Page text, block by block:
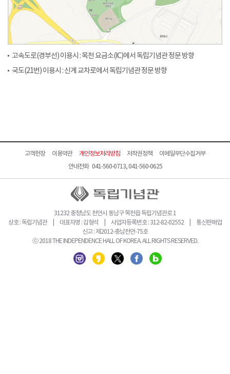
고속도로(경부선) 이용시 : 목천 요금소(IC)에서 독립기념관 정문 방향
국도(21번) 이용시 : 신계 교차로에서 독립기념관 정문 방향
고객헌장 이용약관 개인정보처리방침 저작권정책
이메일무단수집거부
안내전화 041-560-0713, 041-560-0625
31232 충청남도 천안시 동남구 목천읍 독립기념관로 1
상호 : 독립기념관 | 대표자명 : 김형석 | 사업자등록번호 : 312-82-02552 | 통신판매업
신고 : 제2012-충남천안-75호
ⓒ 2018 THE INDEPENDENCE HALL OF KOREA. ALL RIGHTS RESERVED.